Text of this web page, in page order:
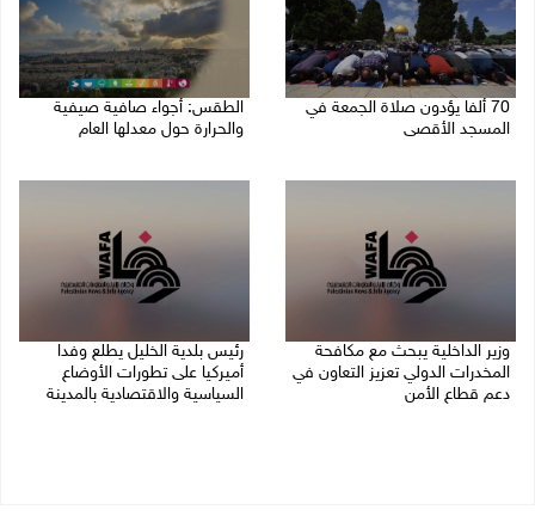
70 ألفا يؤدون صلاة الجمعة في
المسجد الأقصى
الطقس: أجواء صافية صيفية
والحرارة حول معدلها العام
وزير الداخلية يبحث مع مكافحة
المخدرات الدولي تعزيز التعاون في
دعم قطاع الأمن
رئيس بلدية الخليل يطلع وفدا
أميركيا على تطورات الأوضاع
السياسية والاقتصادية بالمدينة